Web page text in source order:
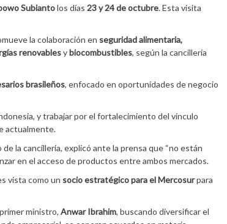
Subiantolos días 23 y 24 de octubre. Esta visita
la colaboración en seguridad alimentaria,
renovablesybiocombustibles, según la cancillería
brasileños, enfocado en oportunidades de negocio
y trabajar por el fortalecimiento del vínculo
actualmente.
la cancillería, explicó ante la prensa que “no están
en el acceso de productos entre ambos mercados.
vista como un socio estratégico para el Mercosurpara
ministro, Anwar Ibrahim, buscando diversificar el